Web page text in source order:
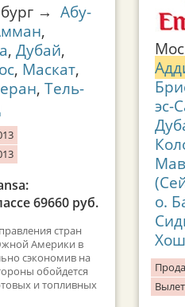
→ Абу-
,
, Дубай,
, Маскат,
, Тель-
69660 руб.
стран
Америки в
сэкономив на
обойдется
и топливных
эс-
о.